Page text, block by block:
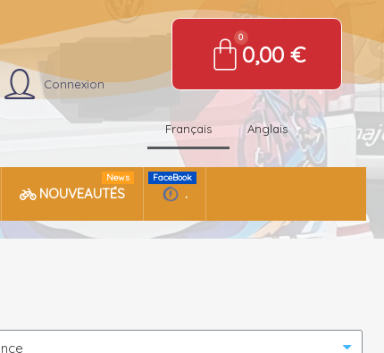
Connexion
0,00 €
Français Anglais
NOUVEAUTÉS
News
.
FaceBook